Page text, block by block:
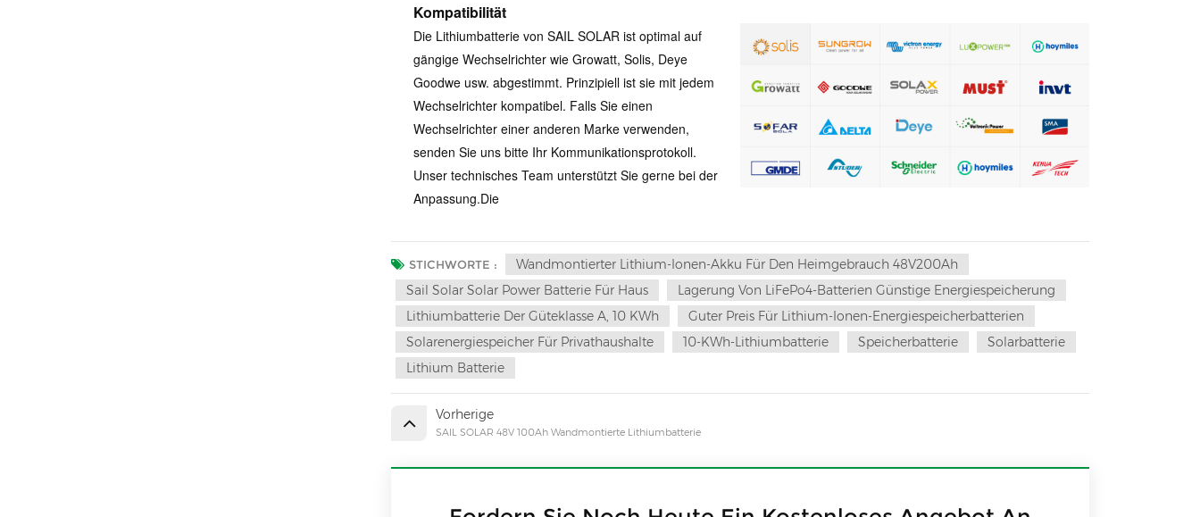
Kompatibilität
Die Lithiumbatterie von SAIL SOLAR ist optimal auf
gängige Wechselrichter wie Growatt, Solis, Deye
Goodwe usw. abgestimmt. Prinzipiell ist sie mit jedem
Wechselrichter kompatibel. Falls Sie einen
Wechselrichter einer anderen Marke verwenden,
senden Sie uns bitte Ihr Kommunikationsprotokoll.
Unser technisches Team unterstützt Sie gerne bei der
Anpassung.Die
STICHWORTE :
Wandmontierter Lithium-Ionen-Akku Für Den Heimgebrauch 48V200Ah
Sail Solar Solar Power Batterie Für Haus
Lagerung Von LiFePo4-Batterien Günstige Energiespeicherung
Lithiumbatterie Der Güteklasse A, 10 KWh
Guter Preis Für Lithium-Ionen-Energiespeicherbatterien
Solarenergiespeicher Für Privathaushalte
10-KWh-Lithiumbatterie Speicherbatterie
Solarbatterie
Lithium Batterie
Vorherige
SAIL SOLAR 48V 100Ah Wandmontierte Lithiumbatterie